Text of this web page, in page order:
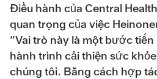
Điều hành của Central
quan trọng của việc
“Vai trò này là một bước
hành trình cải thiện sức
chúng tôi. Bằng cách hợp